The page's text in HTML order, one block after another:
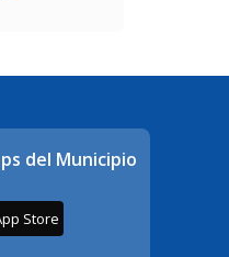
del Municipio
Store